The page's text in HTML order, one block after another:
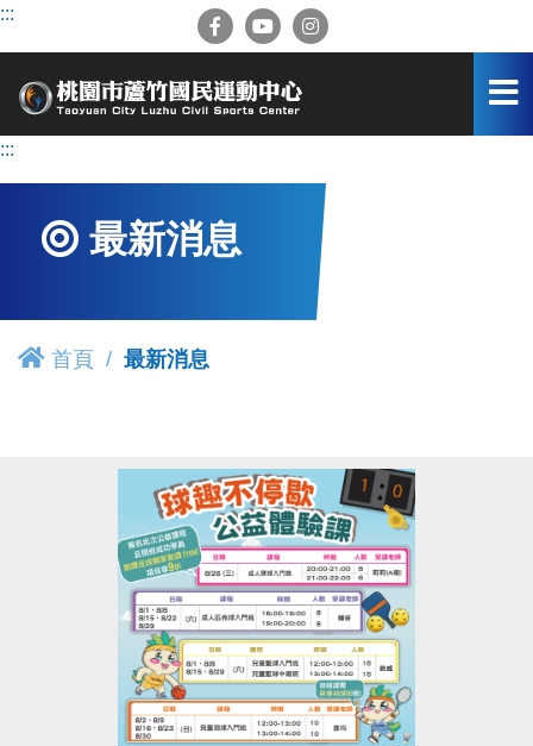
跳
容
:::
:::
最新消息
首頁 最新消息